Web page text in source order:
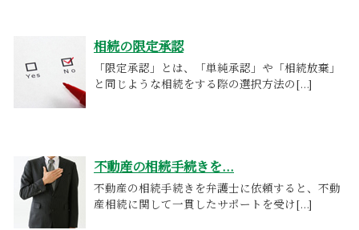
相続の限定承認
「限定承認」とは、「単純承認」や「相続放棄」
と同じような相続をする際の選択方法の[...]
不動産の相続手続きを...
不動産の相続手続きを弁護士に依頼すると、不動
産相続に関して一貫したサポートを受け[...]